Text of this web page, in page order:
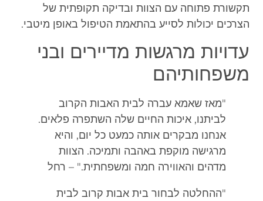
תקשורת פתוחה עם הצוות ובדיקה תקופתית של
הצרכים יכולות לסייע בהתאמת הטיפול באופן מיטבי.
עדויות מרגשות מדיירים ובני
משפחותיהם
"מאז שאמא עברה לבית האבות הקרוב
לביתנו, איכות החיים שלה השתפרה פלאים.
אנחנו מבקרים אותה כמעט כל יום, והיא
מרגישה מוקפת באהבה ותמיכה. הצוות
מדהים והאווירה חמה ומשפחתית." – רחל
"ההחלטה לבחור בית אבות קרוב לבית